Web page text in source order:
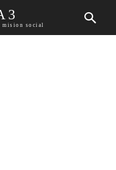
3
mision social